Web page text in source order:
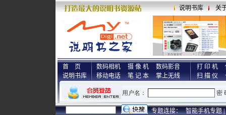
说明书库 关
首 页
说明书库
数码相机 摄 像 机
数码影音
移动电话
笔 记 本 掌上无线
打 印 机
扫 描 仪
专题连接： 智能手机专题 |